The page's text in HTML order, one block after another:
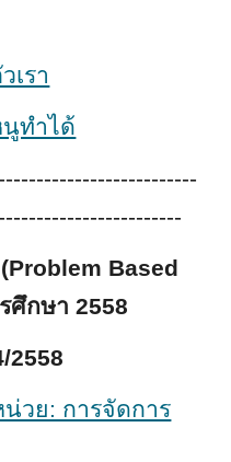
เรา
ทำได้
Based
ศึกษา 2558
2558
วย: การจัดการ